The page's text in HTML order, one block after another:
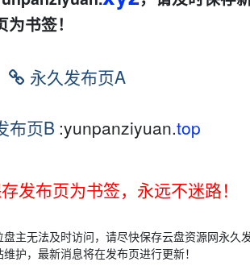
以不限速下载? 复制这段内容打
s/MgXoHf826iW
，本站不存储任何实质资源数据。
理权为帖子发布者所有，本站无法操作相关资
投诉，我们将在确认本文链接指向的资源存在侵
书签！
永久发布页A
布页B :yunpanziyuan.top
发布页为书签，永远不迷路！
主无法及时访问，请尽快保存云盘资源网永久
护，最新消息将在发布页进行更新！